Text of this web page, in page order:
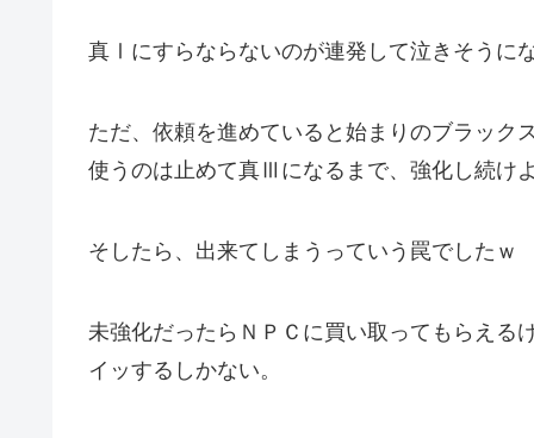
真Ⅰにすらならないのが連発して泣きそうに
ただ、依頼を進めていると始まりのブラック
使うのは止めて真Ⅲになるまで、強化し続け
そしたら、出来てしまうっていう罠でしたｗ
未強化だったらＮＰＣに買い取ってもらえ
イッするしかない。